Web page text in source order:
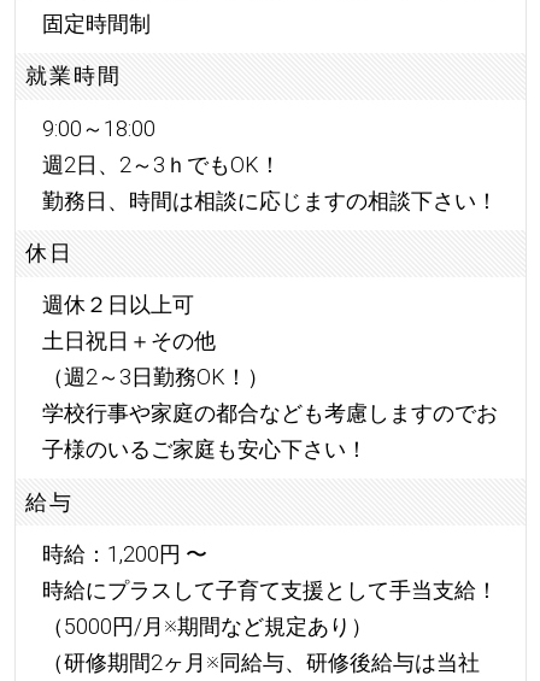
固定時間制
就業時間
9:00～18:00
週2日、2～3ｈでもOK！
勤務日、時間は相談に応じますの相談下さい！
休日
週休２日以上可
土日祝日＋その他
（週2～3日勤務OK！）
学校行事や家庭の都合なども考慮しますのでお
子様のいるご家庭も安心下さい！
給与
時給：1,200円 〜
時給にプラスして子育て支援として手当支給！
（5000円/月※期間など規定あり）
（研修期間2ヶ月※同給与、研修後給与は当社